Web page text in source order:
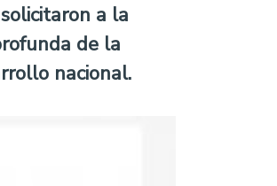
a la
de la
nacional.